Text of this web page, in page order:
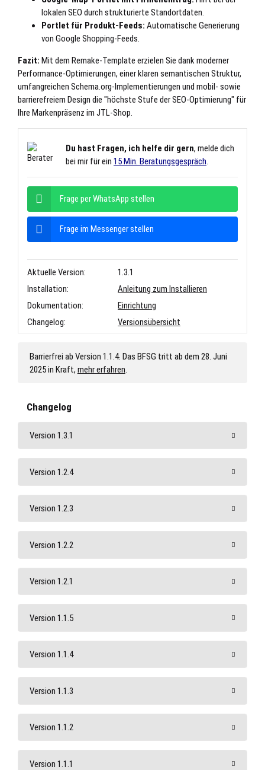
lokalen SEO durch strukturierte Standortdaten.
Portlet für Produkt-Feeds: Automatische Generierung
von Google Shopping-Feeds.
Fazit: Mit dem Remake-Template erzielen Sie dank moderner
Performance-Optimierungen, einer klaren semantischen Struktur,
umfangreichen Schema.org-Implementierungen und mobil- sowie
barrierefreiem Design die "höchste Stufe der SEO-Optimierung" für
Ihre Marken­präsenz im JTL-Shop.
Du hast Fragen, ich helfe dir gern, melde dich
bei mir für ein 15 Min. Beratungsgespräch.
Frage per WhatsApp stellen
Frage im Messenger stellen
Aktuelle Version:
1.3.1
Installation:
Anleitung zum Installieren
Dokumentation:
Einrichtung
Changelog:
Versionsübersicht
Barrierfrei ab Version 1.1.4. Das BFSG tritt ab dem 28. Juni
2025 in Kraft, mehr erfahren
Changelog
Version 1.3.1
Version 1.2.4
Version 1.2.3
Version 1.2.2
Version 1.2.1
Version 1.1.5
Version 1.1.4
Version 1.1.3
Version 1.1.2
Version 1.1.1